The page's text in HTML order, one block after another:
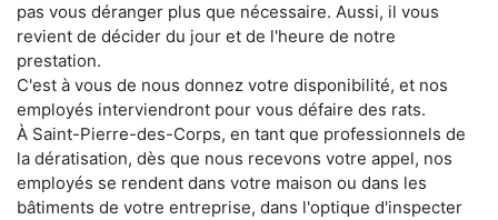
pas vous déranger plus que nécessaire. Aussi, il vous
revient de décider du jour et de l'heure de notre
prestation.
C'est à vous de nous donnez votre disponibilité, et nos
employés interviendront pour vous défaire des rats.
À Saint-Pierre-des-Corps, en tant que professionnels de
la dératisation, dès que nous recevons votre appel, nos
employés se rendent dans votre maison ou dans les
bâtiments de votre entreprise, dans l'optique d'inspecter